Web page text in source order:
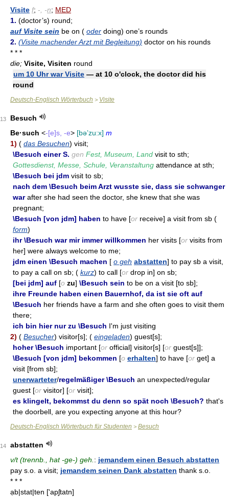
Visite f; - , -n; MED
1. (doctor’s) round;
auf Visite sein be on ( oder doing) one’s rounds
2. (Visite machender Arzt mit Begleitung) doctor on his rounds
* * *
die; Visite, Visiten round
um 10 Uhr war Visite — at 10 o'clock, the doctor did his
round
Deutsch-Englisch Wörterbuch > Visite
13
Besuch
Be·such <-[e]s, -e> [bəʼzu:x] m
1) ( das Besuchen) visit;
\Besuch einer S. gen Fest, Museum, Land visit to sth;
Gottesdienst, Messe, Schule, Veranstaltung attendance at sth;
\Besuch bei jdm visit to sb;
nach dem \Besuch beim Arzt wusste sie, dass sie schwanger
warafter she had seen the doctor, she knew that she was
pregnant;
\Besuch [von jdm] haben to have [or receive] a visit from sb (
form)
ihr \Besuch war mir immer willkommen her visits [or visits from
her] were always welcome to me;
jdm einen \Besuch machen [ o geh abstatten] to pay sb a visit,
to pay a call on sb; ( kurz) to call [or drop in] on sb;
[bei jdm] auf [o zu] \Besuch sein to be on a visit [to sb];
ihre Freunde haben einen Bauernhof, da ist sie oft auf
\Besuch her friends have a farm and she often goes to visit them
there;
ich bin hier nur zu \Besuch I'm just visiting
2) ( Besucher) visitor[s]; ( eingeladen) guest[s];
hoher \Besuch important [or official] visitor[s] [or guest[s]];
\Besuch [von jdm] bekommen [o erhalten] to have [or get] a
visit [from sb];
unerwarteter/regelmäßiger \Besuch an unexpected/regular
guest [or visitor] [or visit];
es klingelt, bekommst du denn so spät noch \Besuch? that's
the doorbell, are you expecting anyone at this hour?
Deutsch-Englisch Wörterbuch für Studenten > Besuch
14
abstatten
v/t (trennb., hat -ge-) geh. : jemandem einen Besuch abstatten
pay s.o. a visit; jemandem seinen Dank abstatten thank s.o.
* * *
ạb|stat|ten ['apʃtatn]